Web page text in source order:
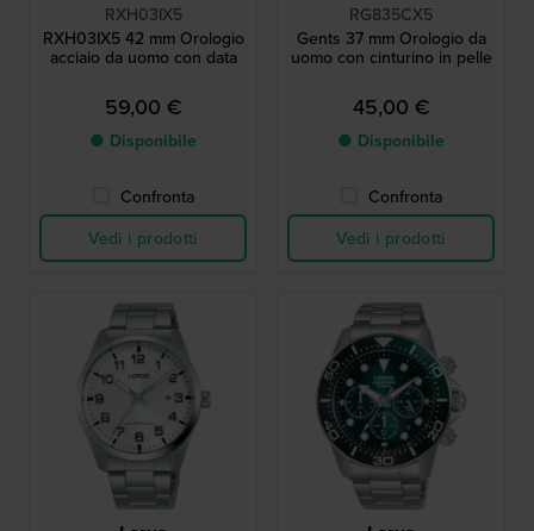
RXH03IX5
RXH03IX5 42 mm Orologio
acciaio da uomo con data
59,00 €
● Disponibile
Confronta
Vedi i prodotti
RG835CX5
Gents 37 mm Orologio da
uomo con cinturino in pelle
45,00 €
● Disponibile
Confronta
Vedi i prodotti